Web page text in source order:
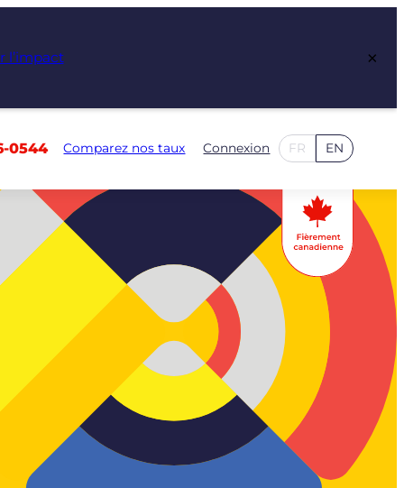
l’impact ×
0544 Comparez nos taux Connexion FR EN